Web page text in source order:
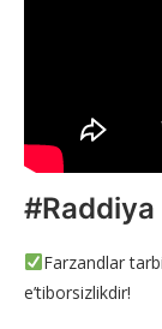
#Raddiya
Farzandlar
e’tiborsizlikdir!